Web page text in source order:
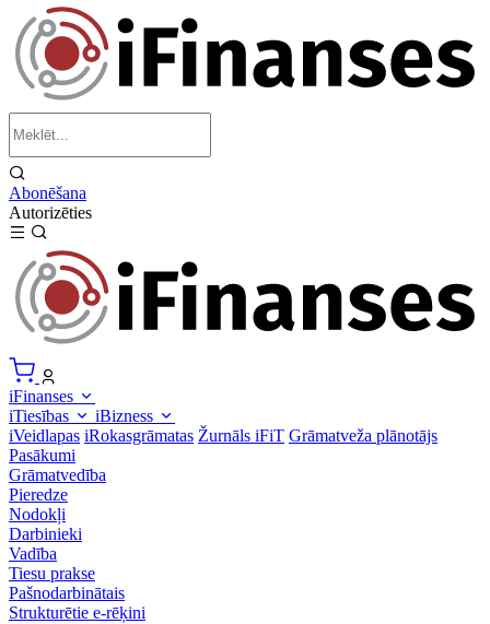
Abonēšana
Autorizēties
iFinanses
iTiesības
iBizness
iVeidlapas iRokasgrāmatas Žurnāls iFiT Grāmatveža plānotājs
Pasākumi
Grāmatvedība
Pieredze
Nodokļi
Darbinieki
Vadība
Tiesu prakse
Pašnodarbinātais
Strukturētie e-rēķini